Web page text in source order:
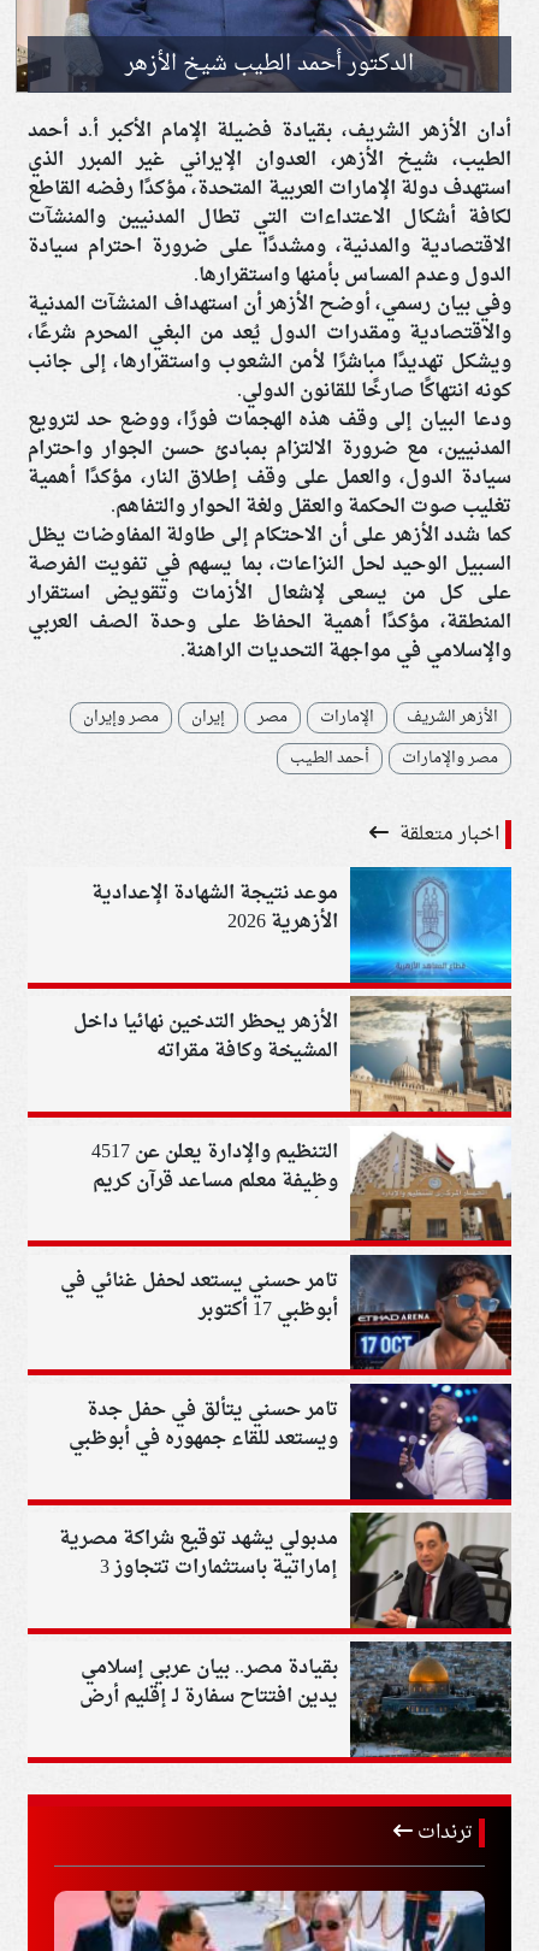
الدكتور أحمد الطيب شيخ الأزهر
أدان الأزهر الشريف، بقيادة فضيلة الإمام الأكبر أ.د أحمد
الطيب، شيخ الأزهر، العدوان الإيراني غير المبرر الذي
استهدف دولة الإمارات العربية المتحدة، مؤكدًا رفضه القاطع
لكافة أشكال الاعتداءات التي تطال المدنيين والمنشآت
الاقتصادية والمدنية، ومشددًا على ضرورة احترام سيادة
الدول وعدم المساس بأمنها واستقرارها.
وفي بيان رسمي، أوضح الأزهر أن استهداف المنشآت المدنية
والاقتصادية ومقدرات الدول يُعد من البغي المحرم شرعًا،
ويشكل تهديدًا مباشرًا لأمن الشعوب واستقرارها، إلى جانب
كونه انتهاكًا صارخًا للقانون الدولي.
ودعا البيان إلى وقف هذه الهجمات فورًا، ووضع حد لترويع
المدنيين، مع ضرورة الالتزام بمبادئ حسن الجوار واحترام
سيادة الدول، والعمل على وقف إطلاق النار، مؤكدًا أهمية
تغليب صوت الحكمة والعقل ولغة الحوار والتفاهم.
كما شدد الأزهر على أن الاحتكام إلى طاولة المفاوضات يظل
السبيل الوحيد لحل النزاعات، بما يسهم في تفويت الفرصة
على كل من يسعى لإشعال الأزمات وتقويض استقرار
المنطقة، مؤكدًا أهمية الحفاظ على وحدة الصف العربي
والإسلامي في مواجهة التحديات الراهنة.
الأزهر الشريف الإمارات مصر إيران
مصر وإيران
مصر والإمارات
أحمد الطيب
اخبار متعلقة
موعد نتيجة الشهادة الإعدادية
الأزهرية 2026
الأزهر يحظر التدخين نهائيا داخل
المشيخة وكافة مقراته
التنظيم والإدارة يعلن عن 4517
وظيفة معلم مساعد قرآن كريم
بالأزهر الشريف
تامر حسني يستعد لحفل غنائي في
أبوظبي 17 أكتوبر
تامر حسني يتألق في حفل جدة
ويستعد للقاء جمهوره في أبوظبي
مدبولي يشهد توقيع شراكة مصرية
إماراتية باستثمارات تتجاوز 3
بقيادة مصر.. بيان عربي إسلامي
يدين افتتاح سفارة لـ إقليم أرض
ترندات